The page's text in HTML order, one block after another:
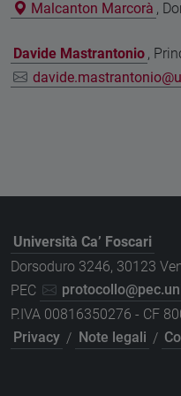
Malcanton Marcorà ,
Davide Mastrantonio ,
Università Ca’ Foscari
Dorsoduro 3246, 30123
PEC
P.IVA 00816350276 - CF
Privacy / Note legali /